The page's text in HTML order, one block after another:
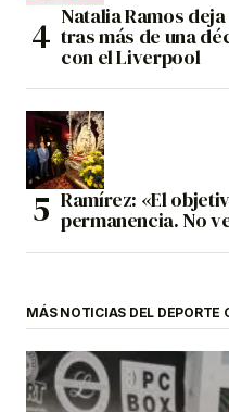
Natalia Ramos
tras más de una
con el Liverpool
Ramírez: «El
permanencia. No
MÁS NOTICIAS DEL DEPORTE